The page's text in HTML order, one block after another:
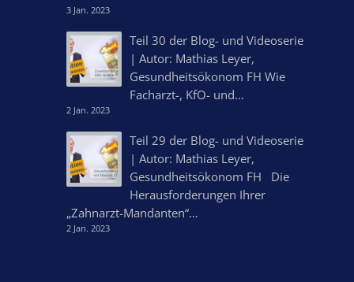
3 Jan. 2023
Teil 30 der Blog- und Videoserie
| Autor: Mathias Leyer,
Gesundheitsökonom FH Wie
Facharzt-, KfO- und…
2 Jan. 2023
Teil 29 der Blog- und Videoserie
| Autor: Mathias Leyer,
Gesundheitsökonom FH Die
Herausforderungen Ihrer
„Zahnarzt-Mandanten“…
2 Jan. 2023